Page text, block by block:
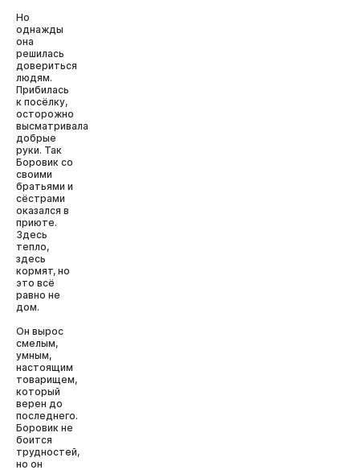
Но
однажды
она
решилась
довериться
людям.
Прибилась
к посёлку,
осторожно
высматривала
добрые
руки. Так
Боровик со
своими
братьями и
сёстрами
оказался в
приюте.
Здесь
тепло,
здесь
кормят, но
это всё
равно не
дом.
Он вырос
смелым,
умным,
настоящим
товарищем,
который
верен до
последнего.
Боровик не
боится
трудностей,
но он